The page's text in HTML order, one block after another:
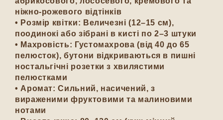
ніжно-рожевого відтінків
• Розмір квітки: Величезні (12–15 см),
поодинокі або зібрані в кисті по 2–3 штуки
• Махровість: Густомахрова (від 40 до 65
пелюсток), бутони відкриваються в пишні
ностальгічні розетки з хвилястими
пелюстками
• Аромат: Сильний, насичений, з
вираженими фруктовими та малиновими
нотами